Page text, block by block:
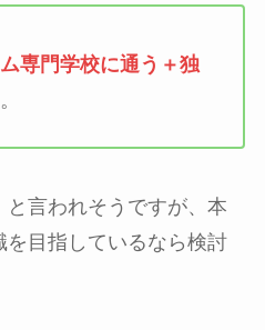
専門学校に通う＋独
言われそうですが、本
目指しているなら検討